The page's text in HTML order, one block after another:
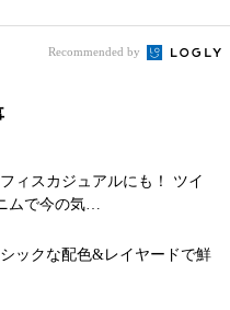
Recommended by
ィスカジュアルにも！ ツイ
ムで今の気…
ックな配色&レイヤードで鮮